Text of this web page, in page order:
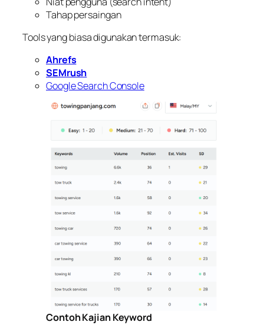
Tahap persaingan
Tools yang biasa digunakan termasuk:
Ahrefs
SEMrush
Google Search Console
Contoh Kajian Keyword